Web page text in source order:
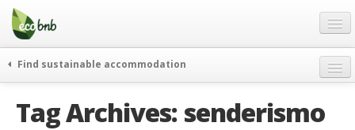
Menu
Skip
content
Ofertas
Acerca de
Find sustainable accommodation
Eco hotels
Tag Archives: senderismo